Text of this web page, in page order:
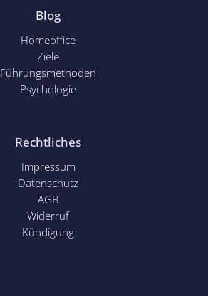
Blog
Homeoffice
Ziele
Führungsmethoden
Psychologie
Rechtliches
Impressum
Datenschutz
AGB
Widerruf
Kündigung